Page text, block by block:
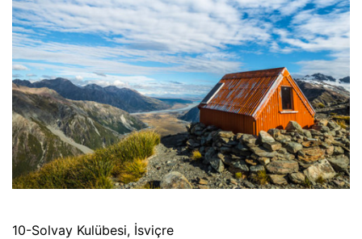
10-Solvay Kulübesi, İsviçre